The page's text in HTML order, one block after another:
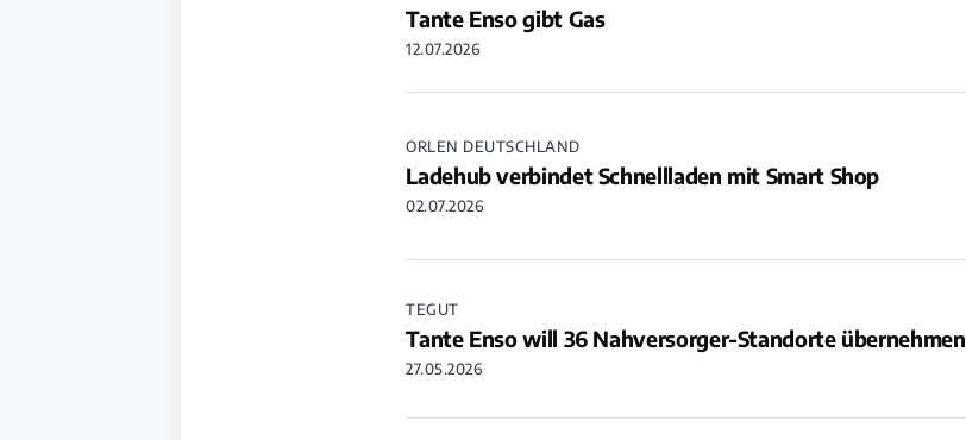
Tante Enso gibt Gas
12.07.2026
ORLEN DEUTSCHLAND
Ladehub verbindet Schnellladen mit Smart Shop
02.07.2026
TEGUT
Tante Enso will 36 Nahversorger-Standorte übernehmen
27.05.2026